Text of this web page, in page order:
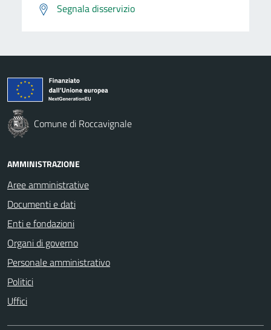
Segnala disservizio
Comune di Roccavignale
AMMINISTRAZIONE
Aree amministrative
Documenti e dati
Enti e fondazioni
Organi di governo
Personale amministrativo
Politici
Uffici